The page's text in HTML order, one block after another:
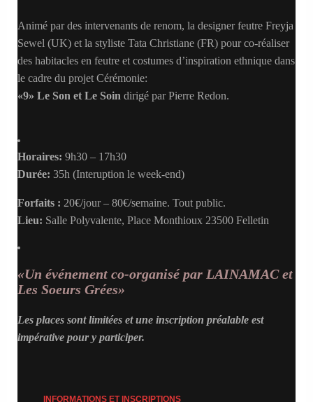
Animé par des intervenants de renom, la designer feutre Freyja
Sewel (UK) et la styliste Tata Christiane (FR) pour co-réaliser
des habitacles en feutre et costumes d’inspiration ethnique dans
le cadre du projet Cérémonie:
«9» Le Son et Le Soin dirigé par Pierre Redon.
Horaires: 9h30 – 17h30
Durée: 35h (Interuption le week-end)
Forfaits : 20€/jour – 80€/semaine. Tout public.
Lieu: Salle Polyvalente, Place Monthioux 23500 Felletin
«Un événement co-organisé par LAINAMAC et
Les Soeurs Grées»
Les places sont limitées et une inscription préalable est
impérative pour y participer.
INFORMATIONS ET INSCRIPTIONS